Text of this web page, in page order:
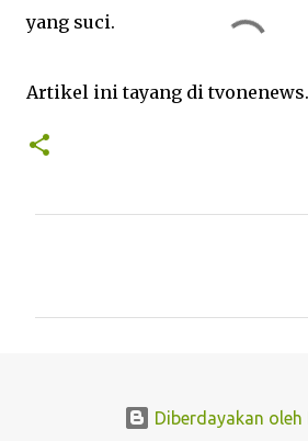
yang suci.
Artikel ini tayang di
Diberdayakan oleh